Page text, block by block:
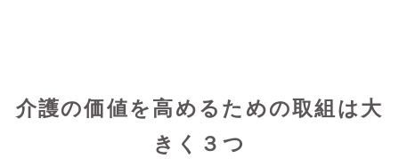
介護の価値を高めるための取組は大
きく３つ